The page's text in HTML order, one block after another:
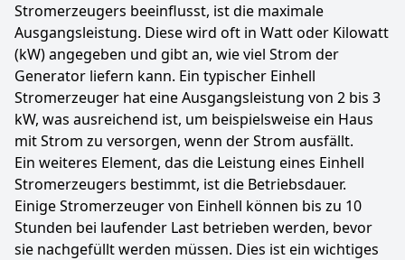
Stromerzeugers beeinflusst, ist die maximale
Ausgangsleistung. Diese wird oft in Watt oder Kilowatt
(kW) angegeben und gibt an, wie viel Strom der
Generator liefern kann. Ein typischer Einhell
Stromerzeuger hat eine Ausgangsleistung von 2 bis 3
kW, was ausreichend ist, um beispielsweise ein Haus
mit Strom zu versorgen, wenn der Strom ausfällt.
Ein weiteres Element, das die Leistung eines Einhell
Stromerzeugers bestimmt, ist die Betriebsdauer.
Einige Stromerzeuger von Einhell können bis zu 10
Stunden bei laufender Last betrieben werden, bevor
sie nachgefüllt werden müssen. Dies ist ein wichtiges